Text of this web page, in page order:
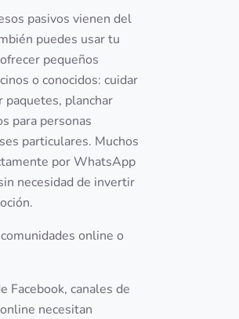
pasivos vienen del
puedes usar tu
pequeños
o conocidos: cuidar
paquetes, planchar
para personas
particulares. Muchos
por WhatsApp
necesidad de invertir
online o
Facebook, canales de
necesitan